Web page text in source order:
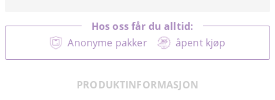
Anonyme pakker åpent kjøp
Hos oss får du alltid:
PRODUKTINFORMASJON